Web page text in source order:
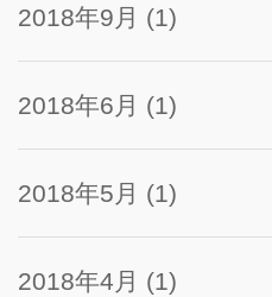
2018年9月 (1)
2018年6月 (1)
2018年5月 (1)
2018年4月 (1)